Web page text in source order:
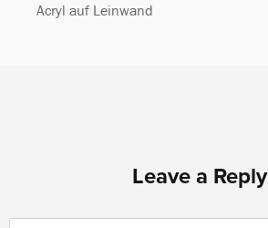
Acryl auf Leinwand
Leave a Reply